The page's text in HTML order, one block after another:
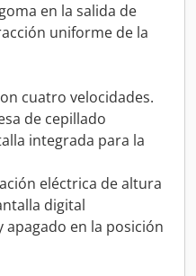
en la salida de
uniforme de la
cuatro velocidades.
de cepillado
integrada para la
eléctrica de altura
digital
en la posición